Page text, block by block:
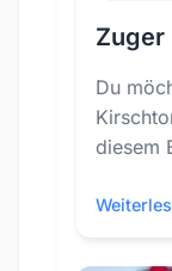
Zuger
Du
diesem
an und